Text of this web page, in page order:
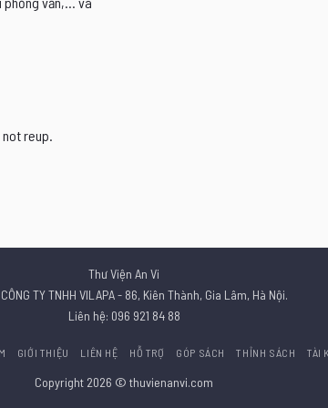
reup.
Thư Viện An Vi
TY TNHH VILAPA - 86, Kiên Thành, Gia Lâm, Hà Nội.
Liên hệ: 096 921 84 88
GIỚI THIỆU LIÊN HỆ HỖ TRỢ GÓP SÁCH THỈNH SÁCH TÀI
Copyright 2026 © thuvienanvi.com